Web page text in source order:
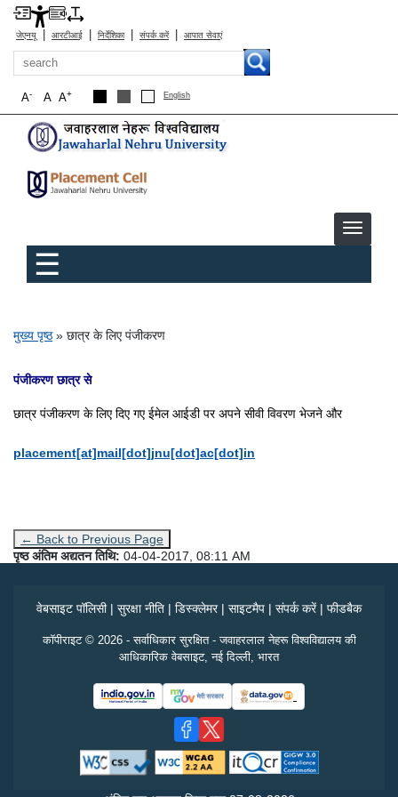
जेएनयू | आरटीआई | निर्देशिका | संपर्क करें | आपात सेवाएं
खोज
A+
A
A- English
☰
पग चिन्ह
मुख्य पृष्ठ छात्र के लिए पंजीकरण
पंजीकरण छात्रसे
छात्र पंजीकरण के लिए दिए गए ईमेल आईडी पर अपने सीवी विवरण भेजने और
placement[at]mail[dot]jnu[dot]ac[dot]in
← Back to Previous Page
पृष्ठ अंतिम अद्यतन तिथि: 04-04-2017, 08:11 AM
वेबसाइट पॉलिसी| सुरक्षा नीति | डिस्क्लेमर| साइटमैप | संपर्क करें| फीडबैक
कॉपीराइट © 2026 - सर्वाधिकार सुरक्षित - जवाहरलाल नेहरू विश्वविद्यालय की
आधिकारिक वेबसाइट, नई दिल्ली, भारत